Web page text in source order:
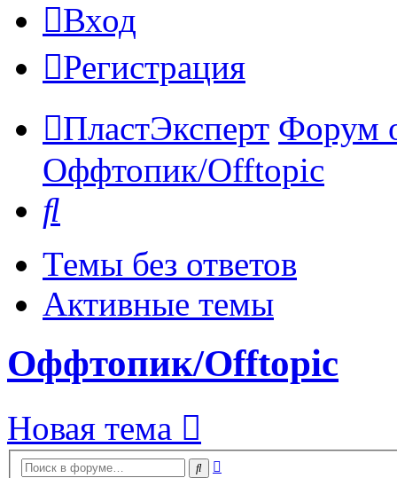
Вход
Регистрация
ПластЭксперт Форум
Оффтопик/Offtopic
Темы без ответов
Активные темы
Оффтопик/Offtopic
Новая тема
Поиск